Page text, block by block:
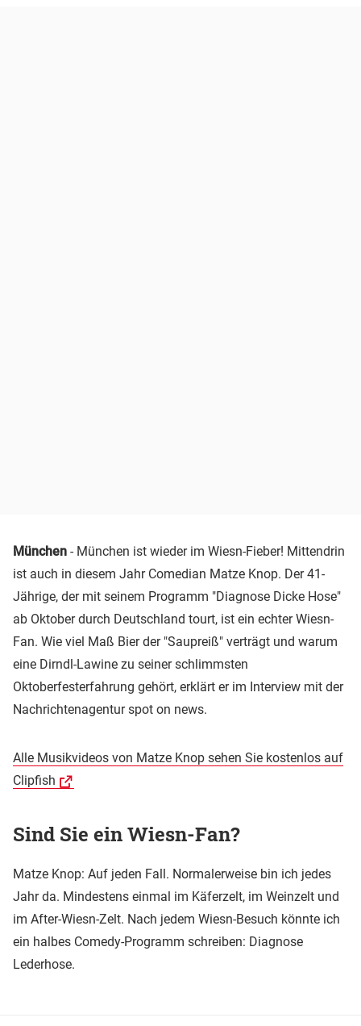
München - München ist wieder im Wiesn-Fieber! Mittendrin
ist auch in diesem Jahr Comedian Matze Knop. Der 41-
Jährige, der mit seinem Programm "Diagnose Dicke Hose"
ab Oktober durch Deutschland tourt, ist ein echter Wiesn-
Fan. Wie viel Maß Bier der "Saupreiß" verträgt und warum
eine Dirndl-Lawine zu seiner schlimmsten
Oktoberfesterfahrung gehört, erklärt er im Interview mit der
Nachrichtenagentur spot on news.
Alle Musikvideos von Matze Knop sehen Sie kostenlos auf
Clipfish
Sind Sie ein Wiesn-Fan?
Matze Knop: Auf jeden Fall. Normalerweise bin ich jedes
Jahr da. Mindestens einmal im Käferzelt, im Weinzelt und
im After-Wiesn-Zelt. Nach jedem Wiesn-Besuch könnte ich
ein halbes Comedy-Programm schreiben: Diagnose
Lederhose.